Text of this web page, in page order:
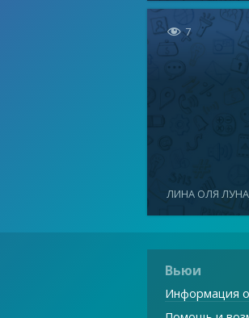
 7
ЛИНА ОЛЯ
Вьюи
Информация